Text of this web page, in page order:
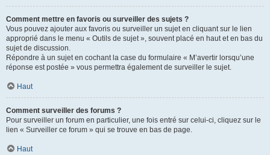
Comment mettre en favoris ou surveiller des sujets ?
Vous pouvez ajouter aux favoris ou surveiller un sujet en cliquant sur le lien
approprié dans le menu « Outils de sujet », souvent placé en haut et en bas du
sujet de discussion.
Répondre à un sujet en cochant la case du formulaire « M’avertir lorsqu’une
réponse est postée » vous permettra également de surveiller le sujet.
Haut
Comment surveiller des forums ?
Pour surveiller un forum en particulier, une fois entré sur celui-ci, cliquez sur le
lien « Surveiller ce forum » qui se trouve en bas de page.
Haut